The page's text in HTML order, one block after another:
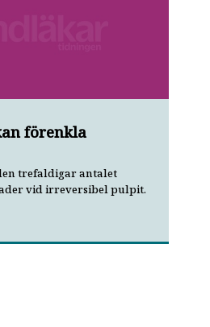
förenkla
trefaldigar antalet
vid irreversibel pulpit.